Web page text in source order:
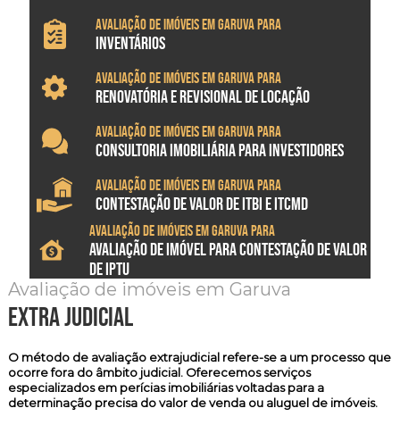
Avaliação de imóveis em Garuva para
INVENTÁRIOS
Avaliação de imóveis em Garuva para
RENOVATÓRIA E REVISIONAL DE LOCAÇÃO
Avaliação de imóveis em Garuva para
CONSULTORIA IMOBILIÁRIA PARA INVESTIDORES
Avaliação de imóveis em Garuva para
CONTESTAÇÃO DE VALOR DE ITBI E ITCMD
Avaliação de imóveis em Garuva para
AVALIAÇÃO DE IMÓVEL PARA CONTESTAÇÃO DE VALOR
DE IPTU
Avaliação de imóveis em Garuva
extra judicial
O método de avaliação extrajudicial refere-se a um processo que
ocorre fora do âmbito judicial. Oferecemos serviços
especializados em perícias imobiliárias voltadas para a
determinação precisa do valor de venda ou aluguel de imóveis.